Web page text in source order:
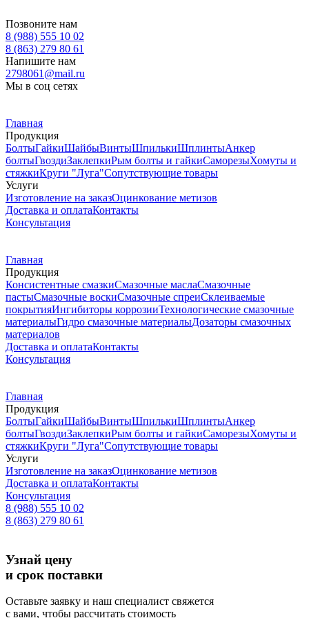
Позвоните нам
8 (988) 555 10 02
8 (863) 279 80 61
Напишите нам
2798061@mail.ru
Мы в соц сетях
Главная
Продукция
БолтыГайкиШайбыВинтыШпилькиШплинтыАнкер
болтыГвоздиЗаклепкиРым болты и гайкиСаморезыХомуты и
стяжкиКруги "Луга"Сопутствующие товары
Услуги
Изготовление на заказОцинкование метизов
Доставка и оплатаКонтакты
Консультация
Главная
Продукция
Консистентные смазкиСмазочные маслаСмазочные
пастыСмазочные воскиСмазочные спреиСклеиваемые
покрытияИнгибиторы коррозииТехнологические смазочные
материалыГидро смазочные материалыДозаторы смазочных
материалов
Доставка и оплатаКонтакты
Консультация
Главная
Продукция
БолтыГайкиШайбыВинтыШпилькиШплинтыАнкер
болтыГвоздиЗаклепкиРым болты и гайкиСаморезыХомуты и
стяжкиКруги "Луга"Сопутствующие товары
Услуги
Изготовление на заказОцинкование метизов
Доставка и оплатаКонтакты
Консультация
8 (988) 555 10 02
8 (863) 279 80 61
Узнай цену
и срок поставки
Оставьте заявку и наш специалист свяжется
с вами, чтобы рассчитать стоимость